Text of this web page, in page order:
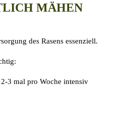
MÄHEN
des Rasens essenziell.
3 mal pro Woche intensiv